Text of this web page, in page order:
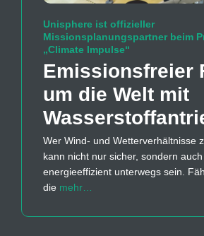
Unisphere ist offizieller
Missionsplanungspartner beim
„Climate Impulse“
Emissions­freier
um die Welt mit
Wer Wind- und Wetterverhältnisse
kann nicht nur sicher, sondern
energieeffizient unterwegs sein.
die mehr…